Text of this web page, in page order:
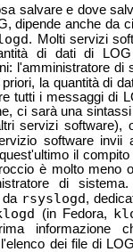
salvare e dove
dipende anche da
. Molti servizi
di dati di
l'amministratore di
la quantità di
tutti i messaggi di
ci sarà una
servizi software),
software
il
è molto meno
di
da rsyslogd,
(in Fedora,
informazione
dei file di